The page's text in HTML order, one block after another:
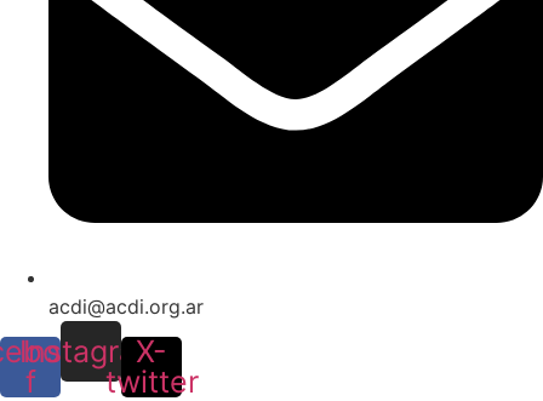
acdi@acdi.org.ar
f
Instagram
X-
twitter